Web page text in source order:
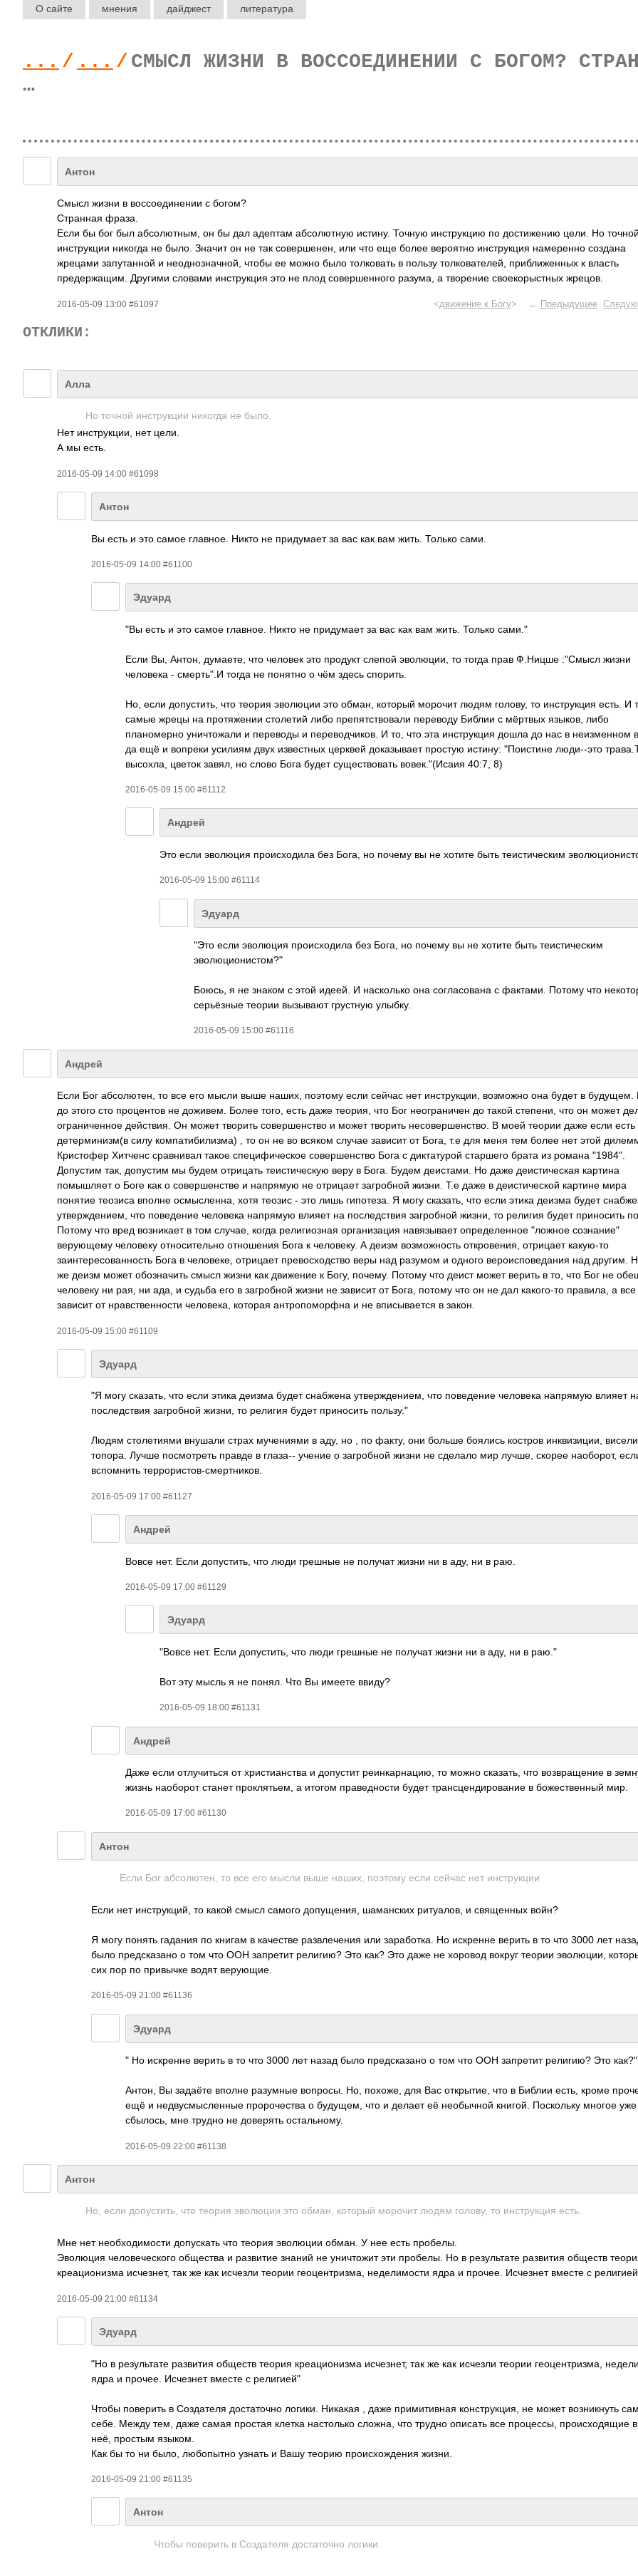
О сайте мнения дайджест литература
... / ... / СМЫСЛ ЖИЗНИ В ВОССОЕДИНЕНИИ С БОГОМ?
…
Антон
Смысл жизни в воссоединении с богом?
Странная фраза.
Если бы бог был абсолютным, он бы дал адептам абсолютную истину. Точную инструкцию по достижению цели. Но
инструкции никогда не было. Значит он не так совершенен, или что еще более вероятно инструкция намеренно создана
жрецами запутанной и неоднозначной, чтобы ее можно было толковать в пользу толкователей, приближенных к власть
предержащим. Другими словами инструкция это не плод совершенного разума, а творение своекорыстных жрецов.
2016-05-09 13:00 #61097 <движение к Богу> ← Предыдущее
ОТКЛИКИ:
Алла
Но точной инструкции никогда не было.
Нет инструкции, нет цели.
А мы есть.
2016-05-09 14:00 #61098
Антон
Вы есть и это самое главное. Никто не придумает за вас как вам жить. Только сами.
2016-05-09 14:00 #61100
Эдуард
"Вы есть и это самое главное. Никто не придумает за вас как вам жить. Только сами."
Если Вы, Антон, думаете, что человек это продукт слепой эволюции, то тогда прав Ф.Ницше :"Смысл жизни
человека - смерть".И тогда не понятно о чём здесь спорить.
Но, если допустить, что теория эволюции это обман, который морочит людям голову, то инструкция есть. И
самые жрецы на протяжении столетий либо препятствовали переводу Библии с мёртвых языков, либо
планомерно уничтожали и переводы и переводчиков. И то, что эта инструкция дошла до нас в неизменном
да ещё и вопреки усилиям двух известных церквей доказывает простую истину: "Поистине люди--это
высохла, цветок завял, но слово Бога будет существовать вовек."(Исаия 40:7, 8)
2016-05-09 15:00 #61112
Андрей
Это если эволюция происходила без Бога, но почему вы не хотите быть теистическим
2016-05-09 15:00 #61114
Эдуард
"Это если эволюция происходила без Бога, но почему вы не хотите быть теистическим
эволюционистом?"
Боюсь, я не знаком с этой идеей. И насколько она согласована с фактами. Потому что
серьёзные теории вызывают грустную улыбку.
2016-05-09 15:00 #61116
Андрей
Если Бог абсолютен, то все его мысли выше наших, поэтому если сейчас нет инструкции, возможно она будет в
до этого сто процентов не доживем. Более того, есть даже теория, что Бог неограничен до такой степени, что он может
ограниченное действия. Он может творить совершенство и может творить несовершенство. В моей теории даже если есть
детерминизм(в силу компатибилизма) , то он не во всяком случае зависит от Бога, т.е для меня тем более нет этой
Кристофер Хитченс сравнивал такое специфическое совершенство Бога с диктатурой старшего брата из романа "1984".
Допустим так, допустим мы будем отрицать теистическую веру в Бога. Будем деистами. Но даже деистическая картина
помышляет о Боге как о совершенстве и напрямую не отрицает загробной жизни. Т.е даже в деистической картине мира
понятие теозиса вполне осмысленна, хотя теозис - это лишь гипотеза. Я могу сказать, что если этика деизма будет
утверждением, что поведение человека напрямую влияет на последствия загробной жизни, то религия будет приносить
Потому что вред возникает в том случае, когда религиозная организация навязывает определенное "ложное сознание"
верующему человеку относительно отношения Бога к человеку. А деизм возможность откровения, отрицает какую-то
заинтересованнос­ть Бога в человеке, отрицает превосходство веры над разумом и одного вероисповедания над другим.
же деизм может обозначить смысл жизни как движение к Богу, почему. Потому что деист может верить в то, что Бог не
человеку ни рая, ни ада, и судьба его в загробной жизни не зависит от Бога, потому что он не дал какого-то правила, а все
зависит от нравственности человека, которая антропоморфна и не вписывается в закон.
2016-05-09 15:00 #61109
Эдуард
"Я могу сказать, что если этика деизма будет снабжена утверждением, что поведение человека напрямую влияет
последствия загробной жизни, то религия будет приносить пользу."
Людям столетиями внушали страх мучениями в аду, но , по факту, они больше боялись костров инквизиции,
топора. Лучше посмотреть правде в глаза-- учение о загробной жизни не сделало мир лучше, скорее наоборот,
вспомнить террористов-смер­тников.­
2016-05-09 17:00 #61127
Андрей
Вовсе нет. Если допустить, что люди грешные не получат жизни ни в аду, ни в раю.
2016-05-09 17:00 #61129
Эдуард
"Вовсе нет. Если допустить, что люди грешные не получат жизни ни в аду, ни в раю."
Вот эту мысль я не понял. Что Вы имеете ввиду?
2016-05-09 18:00 #61131
Андрей
Даже если отлучиться от христианства и допустит реинкарнацию, то можно сказать, что возвращение в
жизнь наоборот станет проклятьем, а итогом праведности будет трансцендировани­е в божественный мир.
2016-05-09 17:00 #61130
Антон
Если Бог абсолютен, то все его мысли выше наших, поэтому если сейчас нет инструкции
Если нет инструкций, то какой смысл самого допущения, шаманских ритуалов, и священных войн?
Я могу понять гадания по книгам в качестве развлечения или заработка. Но искренне верить в то что 3000 лет
было предсказано о том что ООН запретит религию? Это как? Это даже не хоровод вокруг теории эволюции,
сих пор по привычке водят верующие.
2016-05-09 21:00 #61136
Эдуард
" Но искренне верить в то что 3000 лет назад было предсказано о том что ООН запретит религию? Это как?"
Антон, Вы задаёте вполне разумные вопросы. Но, похоже, для Вас открытие, что в Библии есть, кроме
ещё и недвусмысленные пророчества о будущем, что и делает её необычной книгой. Поскольку многое уже
сбылось, мне трудно не доверять остальному.
2016-05-09 22:00 #61138
Антон
Но, если допустить, что теория эволюции это обман, который морочит людям голову, то инструкция есть.
Мне нет необходимости допускать что теория эволюции обман. У нее есть пробелы.
Эволюция человеческого общества и развитие знаний не уничтожит эти пробелы. Но в результате развития обществ
креационизма исчезнет, так же как исчезли теории геоцентризма, неделимости ядра и прочее. Исчезнет вместе с
2016-05-09 21:00 #61134
Эдуард
"Но в результате развития обществ теория креационизма исчезнет, так же как исчезли теории геоцентризма,
ядра и прочее. Исчезнет вместе с религией"
Чтобы поверить в Создателя достаточно логики. Никакая , даже примитивная конструкция, не может возникнуть
себе. Между тем, даже самая простая клетка настолько сложна, что трудно описать все процессы, происходящие
неё, простым языком.
Как бы то ни было, любопытно узнать и Вашу теорию происхождения жизни.
2016-05-09 21:00 #61135
Антон
Чтобы поверить в Создателя достаточно логики.